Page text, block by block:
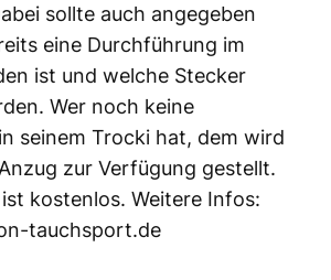
sollte auch angegeben
eine Durchführung im
ist und welche Stecker
Wer noch keine
seinem Trocki hat, dem wird
zur Verfügung gestellt.
kostenlos. Weitere Infos:
tauchsport.de